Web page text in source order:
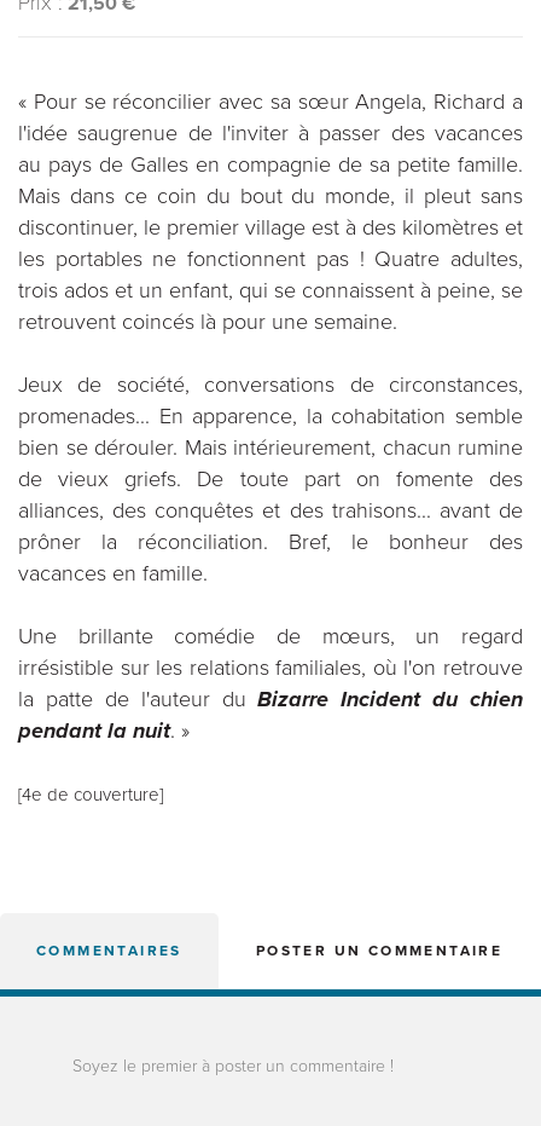
« Pour se réconcilier avec sa sœur Angela, Richard a
l'idée saugrenue de l'inviter à passer des vacances
au pays de Galles en compagnie de sa petite famille.
Mais dans ce coin du bout du monde, il pleut sans
discontinuer, le premier village est à des kilomètres et
les portables ne fonctionnent pas ! Quatre adultes,
trois ados et un enfant, qui se connaissent à peine, se
retrouvent coincés là pour une semaine.
Jeux de société, conversations de circonstances,
promenades... En apparence, la cohabitation semble
bien se dérouler. Mais intérieurement, chacun rumine
de vieux griefs. De toute part on fomente des
alliances, des conquêtes et des trahisons... avant de
prôner la réconciliation. Bref, le bonheur des
vacances en famille.
Une brillante comédie de mœurs, un regard
irrésistible sur les relations familiales, où l'on retrouve
la patte de l'auteur duBizarre Incident du chien
pendant la nuit. »
[4e de couverture]
COMMENTAIRES POSTER UN COMMENTAIRE
Soyez le premier à poster un commentaire !